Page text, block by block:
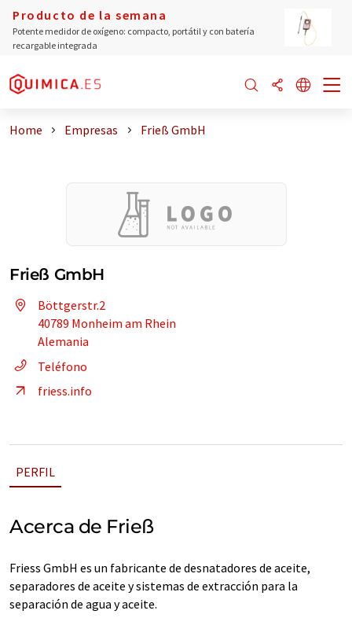
Producto de la semana
Potente medidor de oxígeno: compacto, portátil y con batería
recargable integrada
Home Empresas Frieß GmbH
Frieß GmbH
Böttgerstr.2
40789 Monheim am Rhein
Alemania
Teléfono
friess.info
PERFIL
Acerca de Frieß
Friess GmbH es un fabricante de desnatadores de aceite,
separadores de aceite y sistemas de extracción para la
separación de agua y aceite.